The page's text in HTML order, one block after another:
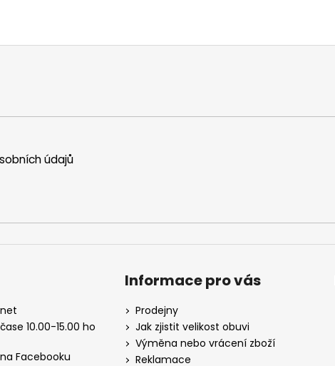
údajů
10.00-15.00 ho
Facebooku
Informace pro vás
Prodejny
Jak zjistit velikost obuvi
Výměna nebo vrácení zboží
Reklamace